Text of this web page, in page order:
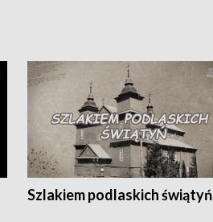
Szlakiem podlaskich świątyń